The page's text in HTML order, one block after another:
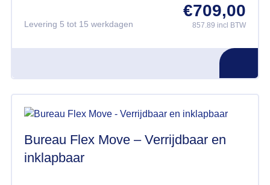
Levering 5 tot 15 werkdagen
€709,00
857.89 incl BTW
Bureau Flex Move – Verrijdbaar en
inklapbaar